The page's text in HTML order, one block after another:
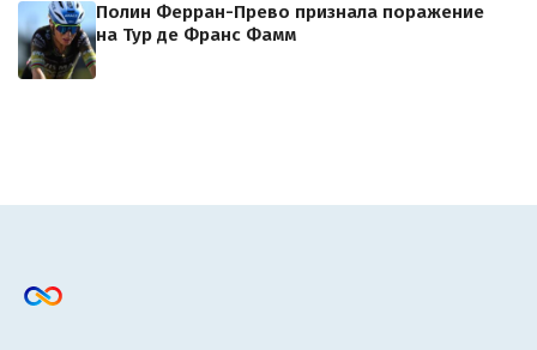
Полин Ферран-Прево признала поражение
на Тур де Франс Фамм